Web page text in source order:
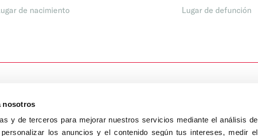
nosotros
y de terceros para mejorar nuestros servicios mediante el análisis de
los anuncios y el contenido según tus intereses, medir el
de nacimiento Lugar de defunción